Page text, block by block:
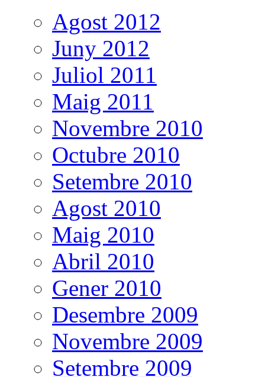
Agost 2012
Juny 2012
Juliol 2011
Maig 2011
Novembre 2010
Octubre 2010
Setembre 2010
Agost 2010
Maig 2010
Abril 2010
Gener 2010
Desembre 2009
Novembre 2009
Setembre 2009